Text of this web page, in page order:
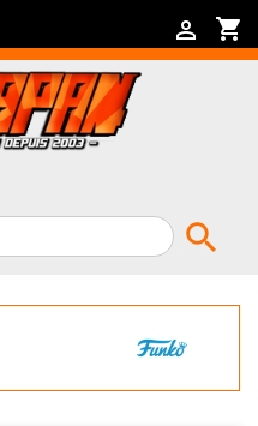
shopping_cart

